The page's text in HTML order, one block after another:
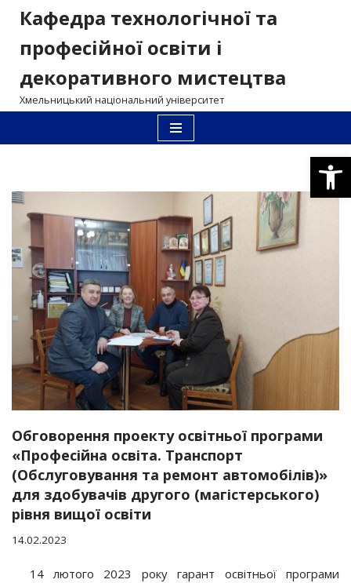
Перейти
вмісту
Кафедра технологічної та
професійної освіти і
декоративного мистецтва
Хмельницький національний університет
Обговорення проекту освітньої програми
«Професійна освіта. Транспорт
(Обслуговування та ремонт автомобілів)»
для здобувачів другого (магістерського)
рівня вищої освіти
14.02.2023
14 лютого 2023 року гарант освітньої програми